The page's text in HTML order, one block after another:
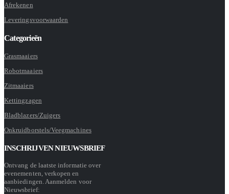
Afrekenen
Leveringsvoorwaarden
Categorieën
Grasmaaiers
Robotmaaiers
Zitmaaiers
Kettingzagen
Bladblazers/Zuigers
Onkruidborstels/Veegmachines
INSCHRIJVEN NIEUWSBRIEF
Ontvang de laatste informatie over
evenementen, verkopen en
aanbiedingen. Aanmelden voor
Nieuwsbrief: